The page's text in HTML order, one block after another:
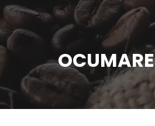
OCUMARE